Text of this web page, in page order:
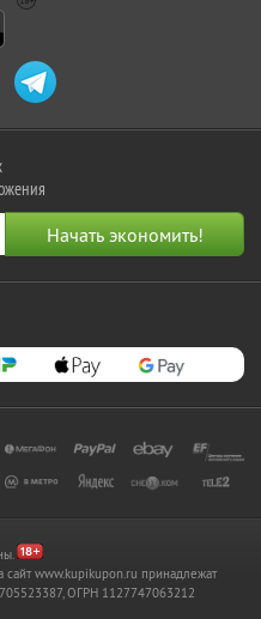
сайт www.kupikupon.ru принадлежат
ОГРН 1127747063212